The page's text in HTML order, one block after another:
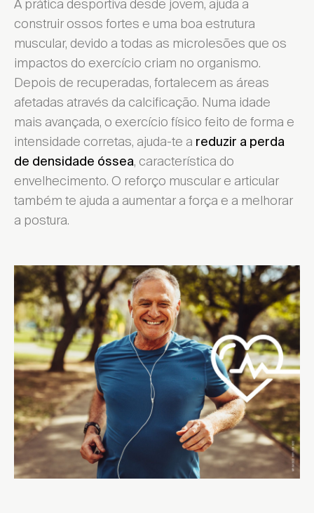
Encontrar local de venda
Escolher Distrito ...
A prática desportiva desde jovem, ajuda a
construir ossos fortes e uma boa estrutura
muscular, devido a todas as microlesões que os
impactos do exercício criam no organismo.
Depois de recuperadas, fortalecem as áreas
afetadas através da calcificação. Numa idade
mais avançada, o exercício físico feito de forma e
intensidade corretas, ajuda-te a reduzir a perda
de densidade óssea, característica do
envelhecimento. O reforço muscular e articular
também te ajuda a aumentar a força e a melhorar
a postura.